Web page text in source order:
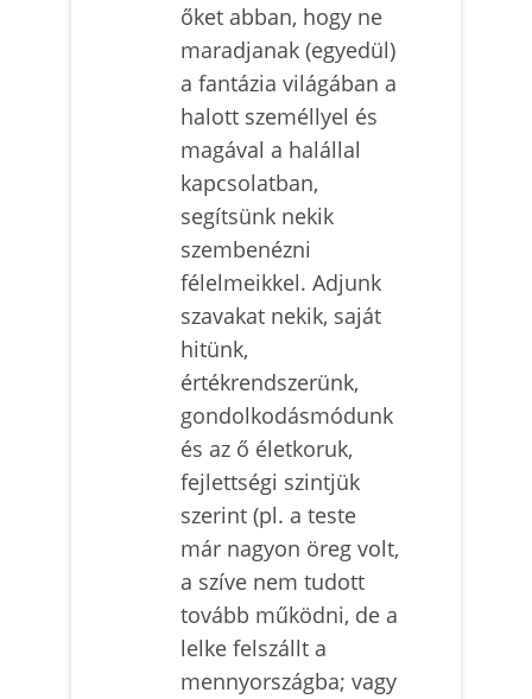
őket abban, hogy ne
maradjanak (egyedül)
a fantázia világában a
halott személlyel és
magával a halállal
kapcsolatban,
segítsünk nekik
szembenézni
félelmeikkel. Adjunk
szavakat nekik, saját
hitünk,
értékrendszerünk,
gondolkodásmódunk
és az ő életkoruk,
fejlettségi szintjük
szerint (pl. a teste
már nagyon öreg volt,
a szíve nem tudott
tovább működni, de a
lelke felszállt a
mennyországba; vagy